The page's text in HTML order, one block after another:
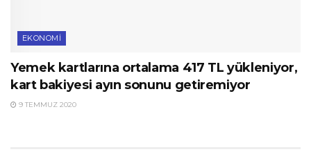
EKONOMI
Yemek kartlarına ortalama 417 TL yükleniyor,
kart bakiyesi ayın sonunu getiremiyor
9 TEMMUZ 2020